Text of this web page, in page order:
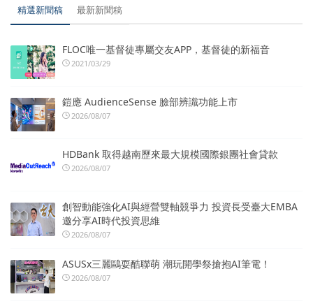
精選新聞稿 最新新聞稿
FLOC唯一基督徒專屬交友APP，基督徒的新福音
2021/03/29
鎧應 AudienceSense 臉部辨識功能上市
2026/08/07
HDBank 取得越南歷來最大規模國際銀團社會貸款
2026/08/07
創智動能強化AI與經營雙軸競爭力 投資長受臺大EMBA
邀分享AI時代投資思維
2026/08/07
ASUSx三麗鷗耍酷聯萌 潮玩開學祭搶抱AI筆電！
2026/08/07